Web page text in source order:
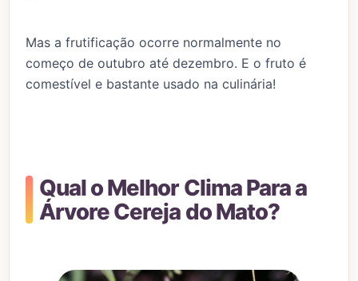
Mas a frutificação ocorre normalmente no
começo de outubro até dezembro. E o fruto é
comestível e bastante usado na culinária!
Qual o Melhor Clima Para a
Árvore Cereja do Mato?